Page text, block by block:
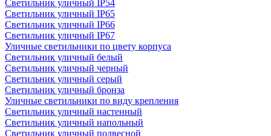
Светильник уличный IP54
Светильник уличный IP65
Светильник уличный IP66
Светильник уличный IP67
Уличные светильники по цвету корпуса
Светильник уличный белый
Светильник уличный черный
Светильник уличный серый
Светильник уличный бронза
Уличные светильники по виду крепления
Светильник уличный настенный
Светильник уличный напольный
Светильник уличный подвесной